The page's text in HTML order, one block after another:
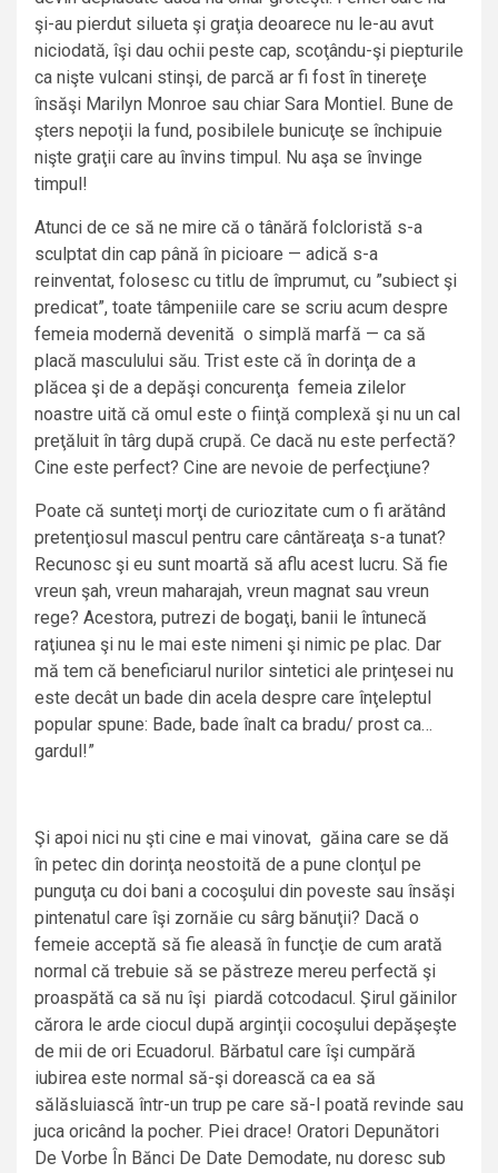
şi-au pierdut silueta şi graţia deoarece nu le-au avut
niciodată, îşi dau ochii peste cap, scoţându-şi piepturile
ca nişte vulcani stinşi, de parcă ar fi fost în tinereţe
însăşi Marilyn Monroe sau chiar Sara Montiel. Bune de
şters nepoţii la fund, posibilele bunicuţe se închipuie
nişte graţii care au învins timpul. Nu aşa se învinge
timpul!
Atunci de ce să ne mire că o tânără folcloristă s-a
sculptat din cap până în picioare — adică s-a
reinventat, folosesc cu titlu de împrumut, cu ”subiect şi
predicat”, toate tâmpeniile care se scriu acum despre
femeia modernă devenită o simplă marfă — ca să
placă masculului său. Trist este că în dorinţa de a
plăcea şi de a depăşi concurenţa femeia zilelor
noastre uită că omul este o fiinţă complexă şi nu un cal
preţăluit în târg după crupă. Ce dacă nu este perfectă?
Cine este perfect? Cine are nevoie de perfecţiune?
Poate că sunteţi morţi de curiozitate cum o fi arătând
pretenţiosul mascul pentru care cântăreaţa s-a tunat?
Recunosc şi eu sunt moartă să aflu acest lucru. Să fie
vreun şah, vreun maharajah, vreun magnat sau vreun
rege? Acestora, putrezi de bogaţi, banii le întunecă
raţiunea şi nu le mai este nimeni şi nimic pe plac. Dar
mă tem că beneficiarul nurilor sintetici ale prinţesei nu
este decât un bade din acela despre care înţeleptul
popular spune: Bade, bade înalt ca bradu/ prost ca…
gardul!”
Şi apoi nici nu şti cine e mai vinovat, găina care se dă
în petec din dorinţa neostoită de a pune clonţul pe
punguţa cu doi bani a cocoşului din poveste sau însăşi
pintenatul care îşi zornăie cu sârg bănuţii? Dacă o
femeie acceptă să fie aleasă în funcţie de cum arată
normal că trebuie să se păstreze mereu perfectă şi
proaspătă ca să nu îşi piardă cotcodacul. Şirul găinilor
cărora le arde ciocul după arginţii cocoşului depăşeşte
de mii de ori Ecuadorul. Bărbatul care îşi cumpără
iubirea este normal să-şi dorească ca ea să
sălăsluiască într-un trup pe care să-l poată revinde sau
juca oricând la pocher. Piei drace! Oratori Depunători
De Vorbe În Bănci De Date Demodate, nu doresc sub